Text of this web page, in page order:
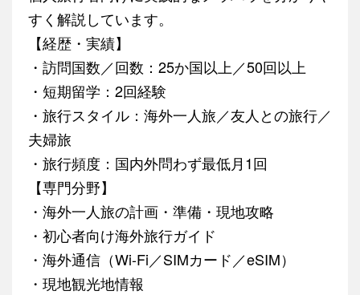
すく解説しています。
【経歴・実績】
・訪問国数／回数：25か国以上／50回以上
・短期留学：2回経験
・旅行スタイル：海外一人旅／友人との旅行／
夫婦旅
・旅行頻度：国内外問わず最低月1回
【専門分野】
・海外一人旅の計画・準備・現地攻略
・初心者向け海外旅行ガイド
・海外通信（Wi-Fi／SIMカード／eSIM）
・現地観光地情報